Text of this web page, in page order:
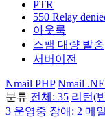
PTR
550 Relay
아웃룩
스팸 대량 발송
서버이전
Nmail PHP Nmail
분류 전체: 35 리턴(
3 운영중 장애: 2 메